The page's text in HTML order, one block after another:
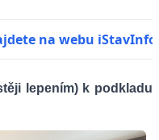
na webu iStavInfo
lepením) k podkladu